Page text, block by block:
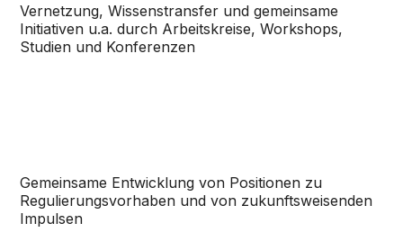
Vernetzung, Wissenstransfer und gemeinsame
Initiativen u.a. durch Arbeitskreise, Workshops,
Studien und Konferenzen
Gemeinsame Entwicklung von Positionen zu
Regulierungs­vorhaben und von zukunfts­weisenden
Impulsen